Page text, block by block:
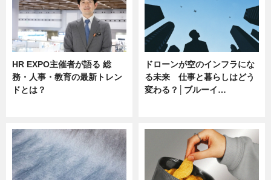
HR EXPO主催者が語る 総
務・人事・教育の最新トレン
ドとは？
ドローンが空のインフラにな
る未来 仕事と暮らしはどう
変わる？│ブルーイ…